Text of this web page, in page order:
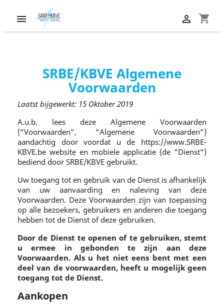
 shopping_cart

SRBE/KBVE Algemene
Voorwaarden
Laatst bijgewerkt: 15 Oktober 2019
A.u.b. lees deze Algemene Voorwaarden
(“Voorwaarden”, “Algemene Voorwaarden”)
aandachtig door voordat u de https://www.SRBE-
KBVE.be website en mobiele applicatie (de “Dienst”)
bediend door SRBE/KBVE gebruikt.
Uw toegang tot en gebruik van de Dienst is afhankelijk
van uw aanvaarding en naleving van deze
Voorwaarden. Deze Voorwaarden zijn van toepassing
op alle bezoekers, gebruikers en anderen die toegang
hebben tot de Dienst of deze gebruiken.
Door de Dienst te openen of te gebruiken, stemt
u ermee in gebonden te zijn aan deze
Voorwaarden. Als u het niet eens bent met een
deel van de voorwaarden, heeft u mogelijk geen
toegang tot de Dienst.
Aankopen